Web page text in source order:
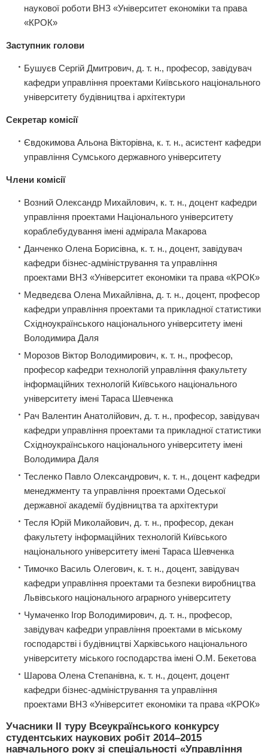
наукової роботи ВНЗ «Університет економіки та права
«КРОК»
Заступник голови
Бушуєв Сергій Дмитрович, д. т. н., професор, завідувач
кафедри управління проектами Київського національного
університету будівництва і архітектури
Секретар комісії
Євдокимова Альона Вікторівна, к. т. н., асистент кафедри
управління Сумського державного університету
Члени комісії
Возний Олександр Михайлович, к. т. н., доцент кафедри
управління проектами Національного університету
кораблебудування імені адмірала Макарова
Данченко Олена Борисівна, к. т. н., доцент, завідувач
кафедри бізнес-адміністрування та управління
проектами ВНЗ «Університет економіки та права «КРОК»
Медведєва Олена Михайлівна, д. т. н., доцент, професор
кафедри управління проектами та прикладної статистики
Східноукраїнського національного університету імені
Володимира Даля
Морозов Віктор Володимирович, к. т. н., професор,
професор кафедри технологій управління факультету
інформаційних технологій Київського національного
університету імені Тараса Шевченка
Рач Валентин Анатолійович, д. т. н., професор, завідувач
кафедри управління проектами та прикладної статистики
Східноукраїнського національного університету імені
Володимира Даля
Тесленко Павло Олександрович, к. т. н., доцент кафедри
менеджменту та управління проектами Одеської
державної академії будівництва та архітектури
Тесля Юрій Миколайович, д. т. н., професор, декан
факультету інформаційних технологій Київського
національного університету імені Тараса Шевченка
Тимочко Василь Олегович, к. т. н., доцент, завідувач
кафедри управління проектами та безпеки виробництва
Львівського національного аграрного університету
Чумаченко Ігор Володимирович, д. т. н., професор,
завідувач кафедри управління проектами в міському
господарстві і будівництві Харківського національного
університету міського господарства імені О.М. Бекетова
Шарова Олена Степанівна, к. т. н., доцент, доцент
кафедри бізнес-адміністрування та управління
проектами ВНЗ «Університет економіки та права «КРОК»
Учасники ІІ туру Всеукраїнського конкурсу
студентських наукових робіт 2014–2015
навчального року зі спеціальності «Управління